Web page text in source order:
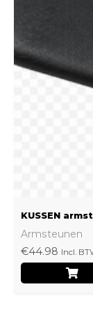
KUSSEN
Armsteunen
€44.98 Incl.